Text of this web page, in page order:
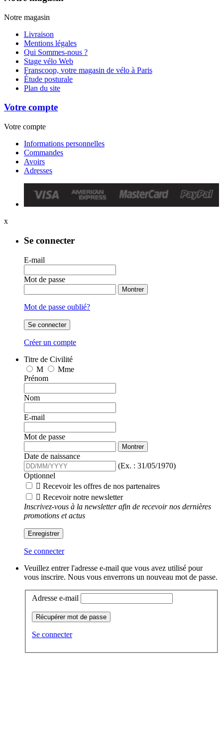
Notre magasin
Livraison
Mentions légales
Qui Sommes-nous ?
Stage vélo Web
Franscoop, votre magasin de vélo à Paris
Étude posturale
Plan du site
Votre compte
Votre compte
Informations personnelles
Commandes
Avoirs
Adresses
x
Se connecter
E-mail
Mot de passe
Montrer
Mot de passe oublié?
Se connecter
Créer un compte
Titre de Civilité
M
Mme
Prénom
Nom
E-mail
Mot de passe
Montrer
Date de naissance
(Ex. : 31/05/1970)
Optionnel
 Recevoir les offres de nos partenaires
 Recevoir notre newsletter
Inscrivez-vous à la newsletter afin de recevoir nos dernières
promotions et actus
Enregistrer
Se connecter
Veuillez entrer l'adresse e-mail que vous avez utilisé pour
vous inscrire. Nous vous enverrons un nouveau mot de passe.
Adresse e-mail
Récupérer mot de passe
Se connecter